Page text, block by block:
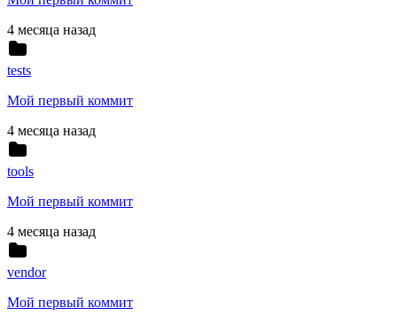
4 месяца назад
tests
Мой первый коммит
4 месяца назад
tools
Мой первый коммит
4 месяца назад
vendor
Мой первый коммит